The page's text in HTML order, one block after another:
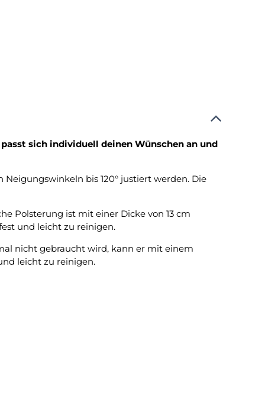
sich individuell deinen Wünschen an und
Neigungswinkeln bis 120° justiert werden. Die
Polsterung ist mit einer Dicke von 13 cm
und leicht zu reinigen.
nicht gebraucht wird, kann er mit einem
leicht zu reinigen.